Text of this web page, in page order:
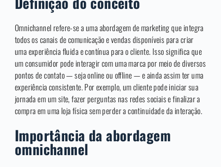
Omnichannel refere-se a uma abordagem de marketing que integra
todos os canais de comunicação e vendas disponíveis para criar
uma experiência fluida e contínua para o cliente. Isso significa que
um consumidor pode interagir com uma marca por meio de diversos
pontos de contato — seja online ou offline — e ainda assim ter uma
experiência consistente. Por exemplo, um cliente pode iniciar sua
jornada em um site, fazer perguntas nas redes sociais e finalizar a
compra em uma loja física sem perder a continuidade da interação.
Importância da abordagem
omnichannel